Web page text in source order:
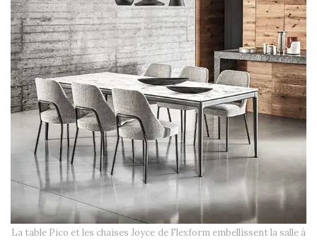
La table Pico et les chaises Joyce de Flexform embellissent la salle à